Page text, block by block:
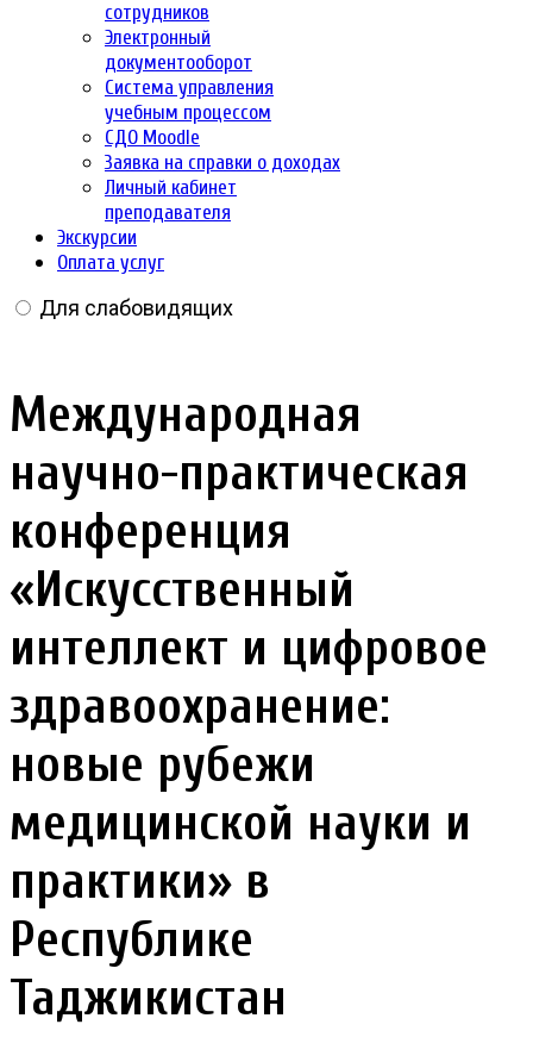
сотрудников
Электронный
документооборот
Система управления
учебным процессом
СДО Moodle
Заявка на справки о доходах
Личный кабинет
преподавателя
Экскурсии
Оплата услуг
Для слабовидящих
Международная
научно-практическая
конференция
«Искусственный
интеллект и цифровое
здравоохранение:
новые рубежи
медицинской науки и
практики» в
Республике
Таджикистан